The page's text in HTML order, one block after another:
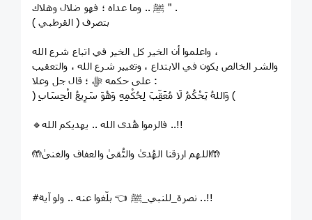
ﷺ .. وما عداه ؛ فهو ضلال وهلاك " .
( القرطبي ) بتصرف
واعلموا أن الخير كل الخير في اتباع شرع الله ،
والشر الخالص يكون في الابتداع ، وتغيير شرع الله ، والتعقيب
على حكمه ﷻ ؛ قال جل وعلا :
﴿ وَاللهُ يَحْكُمُ لَا مُعَقِّبَ لِحُكْمِهِ وَهُوَ سَرِيعُ الْحِسَابِ ﴾
🔹فالزموا هُدى الله .. يهديكم الله ..!!
🤲اللهم ارزقنا الهُدىٰ والتُّقىٰ والعفاف والغنىٰ🤲
#نصرة_للنبي_ﷺ 👈 بلّغوا عنه .. ولو آية ..!!